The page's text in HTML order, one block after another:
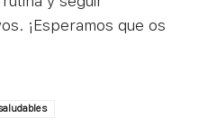
¡Esperamos que os